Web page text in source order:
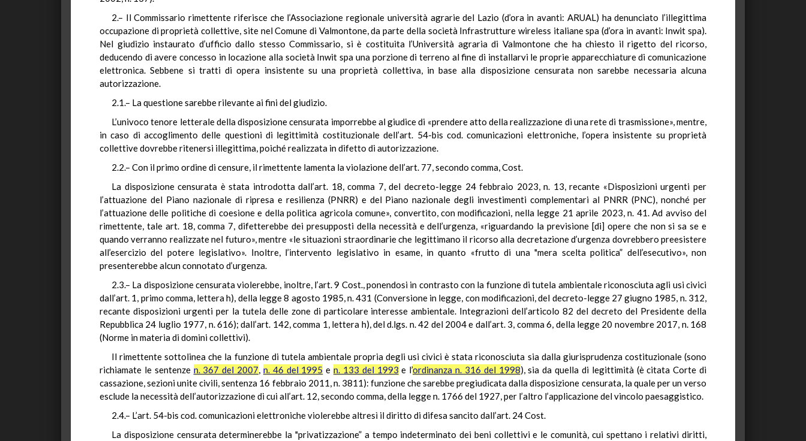
2.– Il Commissario rimettente riferisce che l’Associazione regionale università agrarie del Lazio (d’ora in avanti: ARUAL) ha denunciato l’illegittima
occupazione di proprietà collettive, site nel Comune di Valmontone, da parte della società Infrastrutture wireless italiane spa (d’ora in avanti: Inwit spa).
Nel giudizio instaurato d’ufficio dallo stesso Commissario, si è costituita l’Università agraria di Valmontone che ha chiesto il rigetto del ricorso,
deducendo di avere concesso in locazione alla società Inwit spa una porzione di terreno al fine di installarvi le proprie apparecchiature di comunicazione
elettronica. Sebbene si tratti di opera insistente su una proprietà collettiva, in base alla disposizione censurata non sarebbe necessaria alcuna
autorizzazione.
2.1.– La questione sarebbe rilevante ai fini del giudizio.
L’univoco tenore letterale della disposizione censurata imporrebbe al giudice di «prendere atto della realizzazione di una rete di trasmissione», mentre,
in caso di accoglimento delle questioni di legittimità costituzionale dell’art. 54-bis cod. comunicazioni elettroniche, l’opera insistente su proprietà
collettive dovrebbe ritenersi illegittima, poiché realizzata in difetto di autorizzazione.
2.2.– Con il primo ordine di censure, il rimettente lamenta la violazione dell’art. 77, secondo comma, Cost.
La disposizione censurata è stata introdotta dall’art. 18, comma 7, del decreto-legge 24 febbraio 2023, n. 13, recante «Disposizioni urgenti per
l’attuazione del Piano nazionale di ripresa e resilienza (PNRR) e del Piano nazionale degli investimenti complementari al PNRR (PNC), nonché per
l’attuazione delle politiche di coesione e della politica agricola comune», convertito, con modificazioni, nella legge 21 aprile 2023, n. 41. Ad avviso del
rimettente, tale art. 18, comma 7, difetterebbe dei presupposti della necessità e dell’urgenza, «riguardando la previsione [di] opere che non si sa se e
quando verranno realizzate nel futuro», mentre «le situazioni straordinarie che legittimano il ricorso alla decretazione d’urgenza dovrebbero preesistere
all’esercizio del potere legislativo». Inoltre, l’intervento legislativo in esame, in quanto «frutto di una "mera scelta politica” dell’esecutivo», non
presenterebbe alcun connotato d’urgenza.
2.3.– La disposizione censurata violerebbe, inoltre, l’art. 9 Cost., ponendosi in contrasto con la funzione di tutela ambientale riconosciuta agli usi civici
dall’art. 1, primo comma, lettera h), della legge 8 agosto 1985, n. 431 (Conversione in legge, con modificazioni, del decreto-legge 27 giugno 1985, n. 312,
recante disposizioni urgenti per la tutela delle zone di particolare interesse ambientale. Integrazioni dell’articolo 82 del decreto del Presidente della
Repubblica 24 luglio 1977, n. 616); dall’art. 142, comma 1, lettera h), del d.lgs. n. 42 del 2004 e dall’art. 3, comma 6, della legge 20 novembre 2017, n. 168
(Norme in materia di domini collettivi).
Il rimettente sottolinea che la funzione di tutela ambientale propria degli usi civici è stata riconosciuta sia dalla giurisprudenza costituzionale (sono
richiamate le sentenze n. 367 del 2007, n. 46 del 1995 en. 133 del 1993 e l’ordinanza n. 316 del 1998), sia da quella di legittimità (è citata Corte di
cassazione, sezioni unite civili, sentenza 16 febbraio 2011, n. 3811): funzione che sarebbe pregiudicata dalla disposizione censurata, la quale per un verso
esclude la necessità dell’autorizzazione di cui all’art. 12, secondo comma, della legge n. 1766 del 1927, per l’altro l’applicazione del vincolo paesaggistico.
2.4.– L’art. 54-bis cod. comunicazioni elettroniche violerebbe altresì il diritto di difesa sancito dall’art. 24 Cost.
La disposizione censurata determinerebbe la "privatizzazione” a tempo indeterminato dei beni collettivi e le comunità, cui spettano i relativi diritti,